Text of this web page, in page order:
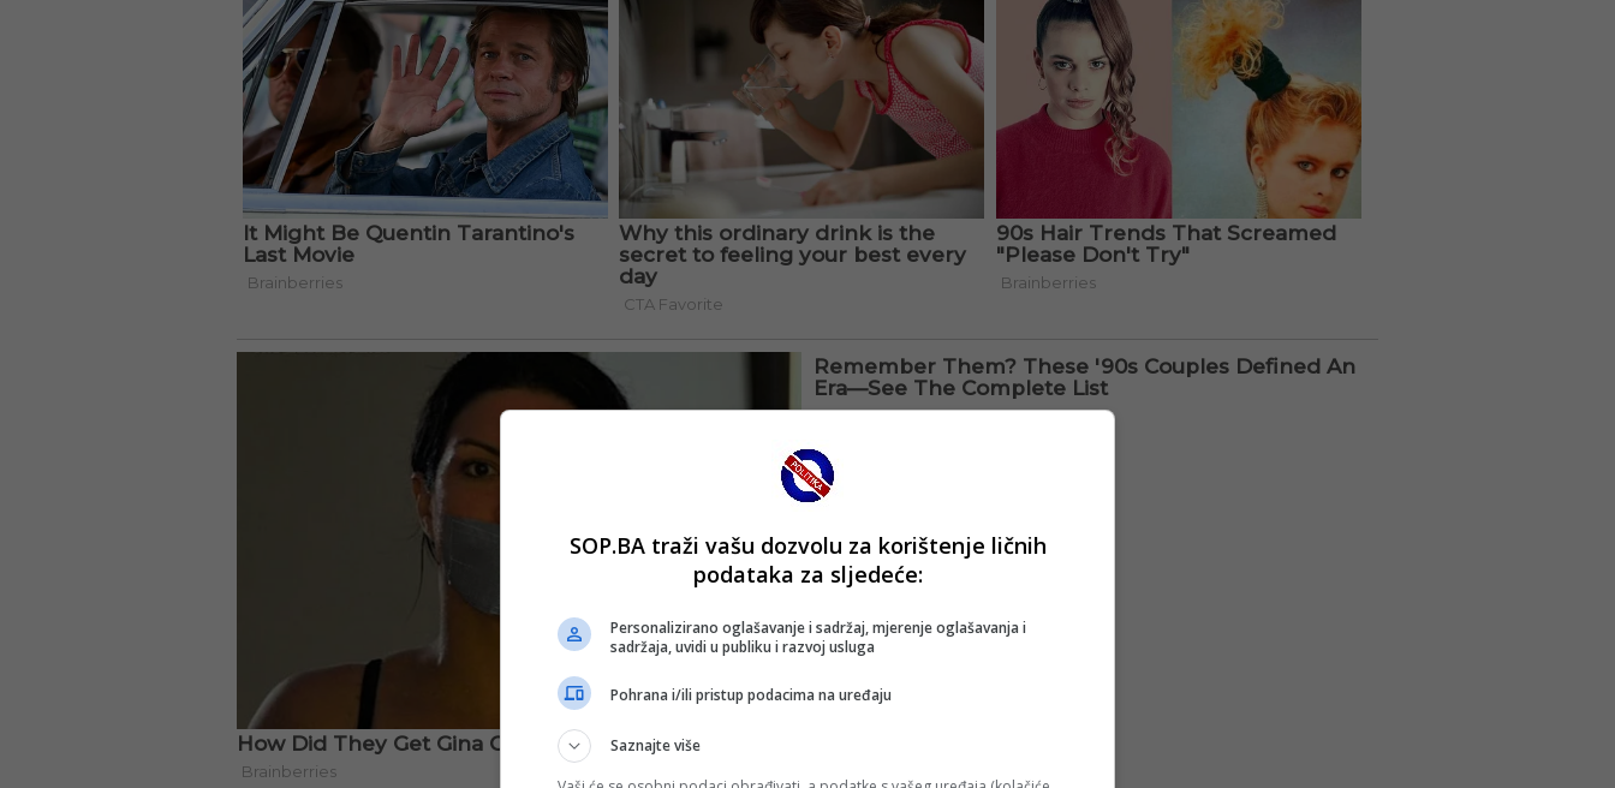
SOP.BA traži vašu dozvolu za korištenje ličnih
podataka za sljedeće:
Personalizirano oglašavanje i sadržaj, mjerenje oglašavanja i
sadržaja, uvidi u publiku i razvoj usluga
Pohrana i/ili pristup podacima na uređaju
Saznajte više